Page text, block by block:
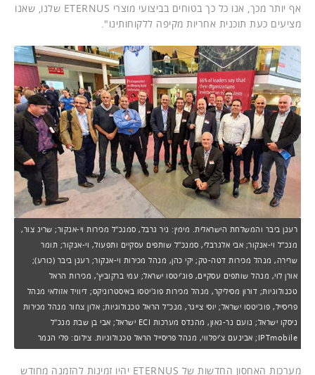
אף יותר מכך, אנו כל כך בטוחים בביצועי מוצרי ETERNUS שלנו, שאנו
מציעים כעת תוכנית אחריות מקיפה ללקוחותינו".
רענן ביבר והמשלחת הישראלית. מימין: ניר גרבל, סמנכ"ל מכירות וי-אנקור; שריג צור,
מנכ"ל וי-אנקור; אבי אלגרבלי, סמנכ"ל שותפים עסקיים ותפעול, וי-אנקור; תומר
שרירה, מנהל מכירות דטה-טק; יקי כהן, מנהל מכירות וי-אנקור; רענן ביבר (כורע);
אורן לוי, מנהל שותפים עסקיים, פוג'יטסו ישראל; עמי ברקוביץ', מכירות הראל
טכנולוגיות; דורון מסיליקר, מנהל מכירות פוג'יטסו באיסטרוניקס; דיוויד אזולאי מנהל
פריסייל, פוג'יטסו ישראל; יוסי צייגר, מנכ"ל הראל טכנולוגיות; אלון צחור מנהל מכירות
ניסקו ישראל; נועם נר-גאון, מהנדס מערכות ECI ישראל; אבי בן שבת מנכ"ל
IPTmobile; אבינעם צ'יפלווי, מנהל פריסייל הראל טכנולוגיות. צילום: פלי הנמר
מערכות האחסון החדשות של ETERNUS יהיו זמינות להזמנה מחודש